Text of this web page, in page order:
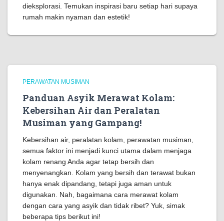
dieksplorasi. Temukan inspirasi baru setiap hari supaya
rumah makin nyaman dan estetik!
PERAWATAN MUSIMAN
Panduan Asyik Merawat Kolam:
Kebersihan Air dan Peralatan
Musiman yang Gampang!
Kebersihan air, peralatan kolam, perawatan musiman,
semua faktor ini menjadi kunci utama dalam menjaga
kolam renang Anda agar tetap bersih dan
menyenangkan. Kolam yang bersih dan terawat bukan
hanya enak dipandang, tetapi juga aman untuk
digunakan. Nah, bagaimana cara merawat kolam
dengan cara yang asyik dan tidak ribet? Yuk, simak
beberapa tips berikut ini!